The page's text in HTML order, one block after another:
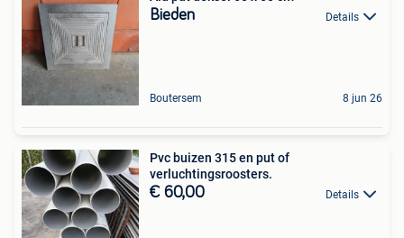
Bieden Details
Boutersem 8 jun 26
Pvc buizen 315 en put of
verluchtingsroosters.
€ 60,00 Details